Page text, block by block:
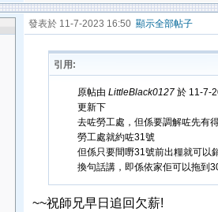
發表於 11-7-2023 16:50 顯示全部帖子
引用:
原帖由 LittleBlack0127於 11-7-
更新下
去咗勞工處，但係要調解咗先有
勞工處就約咗31號
但係只要間嘢31號前出糧就可以
換句話講，即係依家佢可以拖到
~~祝師兄早日追回欠薪!